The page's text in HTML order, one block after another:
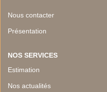
Nous contacter
Présentation
NOS SERVICES
Estimation
Nos actualités